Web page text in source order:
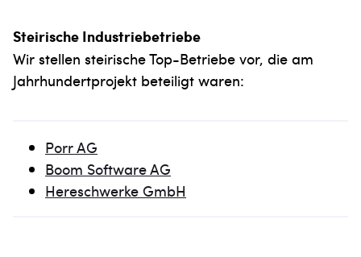
Steirische Industriebetriebe
Wir stellen steirische Top-Betriebe vor, die am
Jahrhundertprojekt beteiligt waren:
Porr AG
Boom Software AG
Hereschwerke GmbH